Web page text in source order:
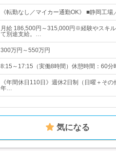
《転勤なし／マイカー通勤OK》 ■静岡工
月給 186,500円～315,000円※経験やスキ
て別途支給。…
300万円～550万円
8:15～17:15（実働8時間）休憩時間：60分
《年間休日110日》週休2日制（日曜＋そ
年…
気になる